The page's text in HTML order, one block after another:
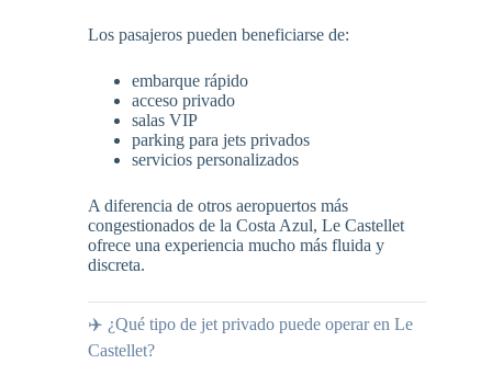
Los pasajeros pueden beneficiarse de:
embarque rápido
acceso privado
salas VIP
parking para jets privados
servicios personalizados
A diferencia de otros aeropuertos más
congestionados de la Costa Azul, Le Castellet
ofrece una experiencia mucho más fluida y
discreta.
✈️ ¿Qué tipo de jet privado puede operar en Le
Castellet?